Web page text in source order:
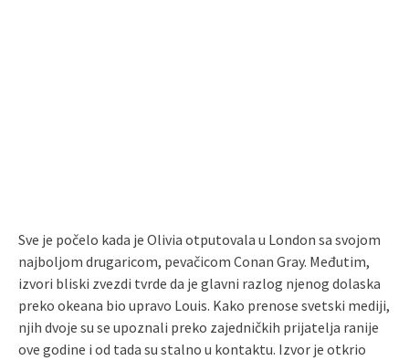
Sve je počelo kada je Olivia otputovala u London sa svojom
najboljom drugaricom, pevačicom Conan Gray. Međutim,
izvori bliski zvezdi tvrde da je glavni razlog njenog dolaska
preko okeana bio upravo Louis. Kako prenose svetski mediji,
njih dvoje su se upoznali preko zajedničkih prijatelja ranije
ove godine i od tada su stalno u kontaktu. Izvor je otkrio